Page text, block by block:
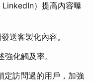
）提高內容曝
送客製化內容。
化觸及率。
訪問過的用戶，加強